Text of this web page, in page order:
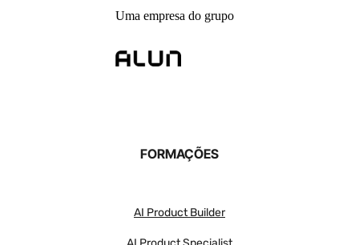
Uma empresa do grupo
FORMAÇÕES
AI Product Builder